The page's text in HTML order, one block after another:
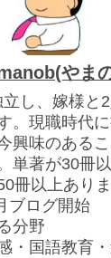
やま
し、嫁様と
。現職時代
興味のある
単著が30冊
冊以上ありま
ブログ開始
分野
・国語教育